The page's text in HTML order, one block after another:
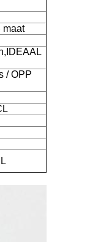
maat
/ OPP